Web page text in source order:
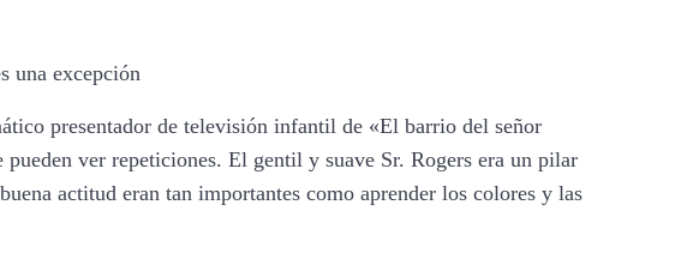
una excepción
presentador de televisión infantil de «El barrio del señor
ver repeticiones. El gentil y suave Sr. Rogers era un pilar
actitud eran tan importantes como aprender los colores y las